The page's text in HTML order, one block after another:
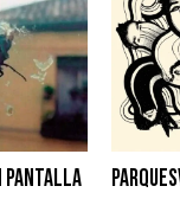
PANTALLA